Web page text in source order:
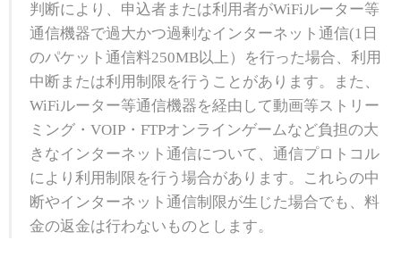
判断により、申込者または利用者がWiFiルーター等
通信機器で過大かつ過剰なインターネット通信(1日
のパケット通信料250MB以上）を行った場合、利用
中断または利用制限を行うことがあります。また、
WiFiルーター等通信機器を経由して動画等ストリー
ミング・VOIP・FTPオンラインゲームなど負担の大
きなインターネット通信について、通信プロトコル
により利用制限を行う場合があります。これらの中
断やインターネット通信制限が生じた場合でも、料
金の返金は行わないものとします。